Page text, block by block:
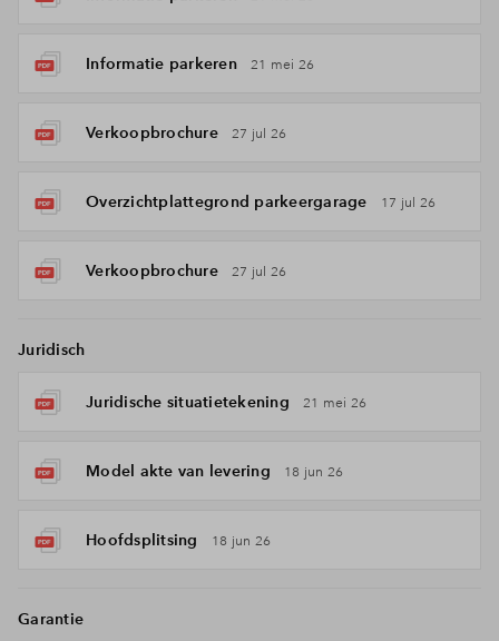
Informatie parkeren 21 mei 26
Verkoopbrochure 27 jul 26
Overzichtplattegrond parkeergarage 17 jul 26
Verkoopbrochure 27 jul 26
Juridisch
Juridische situatietekening 21 mei 26
Model akte van levering 18 jun 26
Hoofdsplitsing 18 jun 26
Garantie